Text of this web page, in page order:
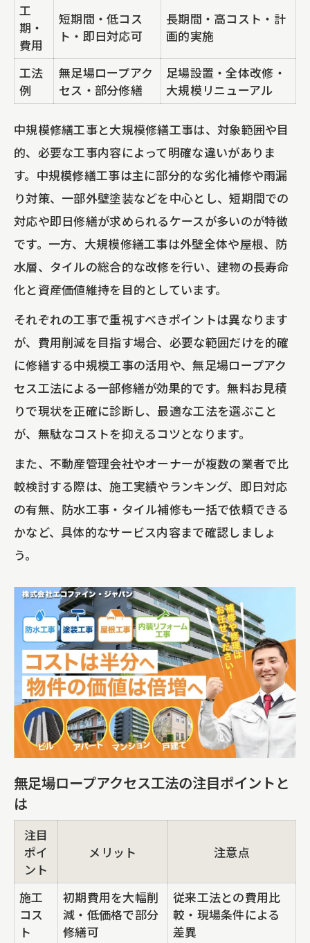
工
期・
費用
短期間・低コス
ト・即日対応可
長期間・高コスト・計
画的実施
工法
例
無足場ロープアク
セス・部分修繕
足場設置・全体改修・
大規模リニューアル
中規模修繕工事と大規模修繕工事は、対象範囲や目
的、必要な工事内容によって明確な違いがありま
す。中規模修繕工事は主に部分的な劣化補修や雨漏
り対策、一部外壁塗装などを中心とし、短期間での
対応や即日修繕が求められるケースが多いのが特徴
です。一方、大規模修繕工事は外壁全体や屋根、防
水層、タイルの総合的な改修を行い、建物の長寿命
化と資産価値維持を目的としています。
それぞれの工事で重視すべきポイントは異なります
が、費用削減を目指す場合、必要な範囲だけを的確
に修繕する中規模工事の活用や、無足場ロープアク
セス工法による一部修繕が効果的です。無料お見積
りで現状を正確に診断し、最適な工法を選ぶこと
が、無駄なコストを抑えるコツとなります。
また、不動産管理会社やオーナーが複数の業者で比
較検討する際は、施工実績やランキング、即日対応
の有無、防水工事・タイル補修も一括で依頼できる
かなど、具体的なサービス内容まで確認しましょ
う。
無足場ロープアクセス工法の注目ポイントと
は
注目
ポイ
ント
メリット 注意点
施工
コス
ト
初期費用を大幅削
減・低価格で部分
修繕可
従来工法との費用比
較・現場条件による
差異